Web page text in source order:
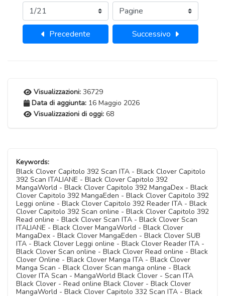
Precedente Successivo
Visualizzazioni: 36729
Data di aggiunta: 16 Maggio 2026
Visualizzazioni di oggi: 68
Keywords:
Black Clover Capitolo 392 Scan ITA - Black Clover Capitolo
392 Scan ITALIANE - Black Clover Capitolo 392
MangaWorld - Black Clover Capitolo 392 MangaDex - Black
Clover Capitolo 392 MangaEden - Black Clover Capitolo 392
Leggi online - Black Clover Capitolo 392 Reader ITA - Black
Clover Capitolo 392 Scan online - Black Clover Capitolo 392
Read online - Black Clover Scan ITA - Black Clover Scan
ITALIANE - Black Clover MangaWorld - Black Clover
MangaDex - Black Clover MangaEden - Black Clover SUB
ITA - Black Clover Leggi online - Black Clover Reader ITA -
Black Clover Scan online - Black Clover Read online - Black
Clover Online - Black Clover Manga ITA - Black Clover
Manga Scan - Black Clover Scan manga online - Black
Clover ITA Scan - MangaWorld Black Clover - Scan ITA
Black Clover - Read online Black Clover - Black Clover
MangaWorld - Black Clover Capitolo 332 Scan ITA - Black